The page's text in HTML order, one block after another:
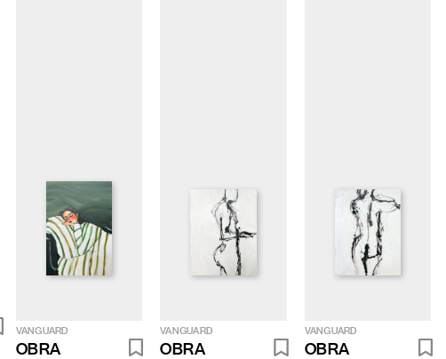
VANGUARD
OBRA
VANGUARD
OBRA
VANGUARD
OBRA